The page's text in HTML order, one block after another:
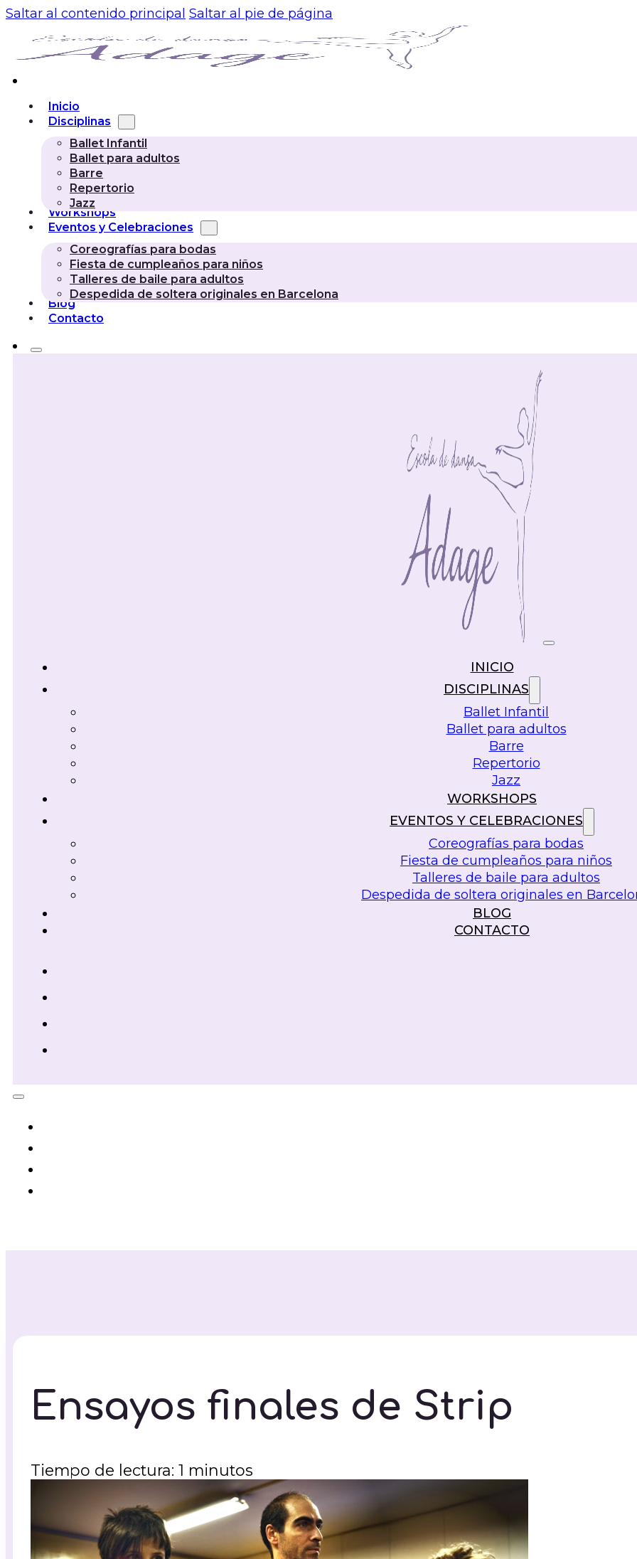
Saltar al contenido principal Saltar al pie de página
Inicio
Disciplinas
Ballet Infantil
Ballet para adultos
Barre
Repertorio
Jazz
Workshops
Eventos y Celebraciones
Coreografías para bodas
Fiesta de cumpleaños para niños
Talleres de baile para adultos
Despedida de soltera originales en Barcelona
Blog
Contacto
INICIO
DISCIPLINAS
Ballet Infantil
Ballet para adultos
Barre
Repertorio
Jazz
WORKSHOPS
EVENTOS Y CELEBRACIONES
Coreografías para bodas
Fiesta de cumpleaños para niños
Talleres de baile para adultos
Despedida de soltera originales en
BLOG
CONTACTO
Ensayos finales de Strip
Tiempo de lectura: 1 minutos